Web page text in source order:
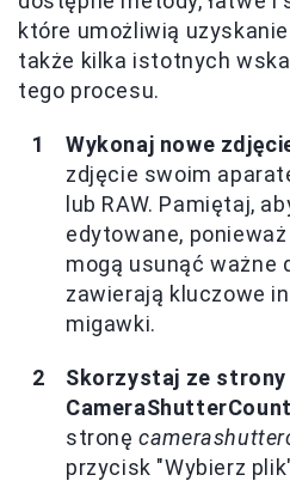
które umożliwią
także kilka istotnych
tego procesu.
Wykonaj nowe
zdjęcie swoim
lub RAW. Pamiętaj,
edytowane,
mogą usunąć ważne
zawierają kluczowe
migawki.
Skorzystaj ze strony
CameraShutterCount
stronę
przycisk "Wybierz